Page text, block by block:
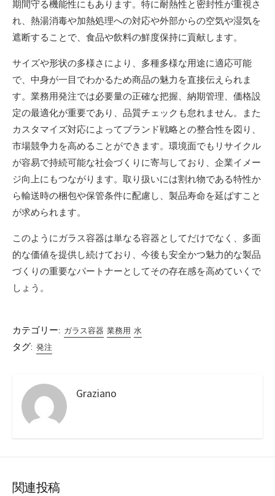
期間守る機能性にもあります。特に耐熱性と密封性が重視さ
れ、熱湯消毒や加熱処理への対応や外部からの空気や湿気を
遮断することで、食品や飲料の鮮度保持に貢献します。
サイズや形状の多様さにより、多種多様な用途に適応可能
で、中身が一目でわかるため商品の魅力を直接伝えられま
す。業務用発注では必要量の正確な把握、納期管理、価格設
定の最適化が重要であり、品質チェックも怠れません。また
カスタマイズ対応によってブランド戦略との整合性を図り、
市場競争力を高めることができます。環境面でもリサイクル
が容易で持続可能な社会づくりに寄与しており、企業イメー
ジ向上にもつながります。取り扱いには割れ物である特性か
ら輸送時の梱包や保管条件に配慮し、製品寿命を延ばすこと
が求められます。
このようにガラス容器は単なる容器としてだけでなく、多面
的な価値を提供し続けており、今後も安全かつ魅力的な製品
づくりの重要なパートナーとしてその存在感を高めていくで
しょう。
カテゴリー: ガラス容器 業務用 水
タグ: 発注
Graziano
関連投稿